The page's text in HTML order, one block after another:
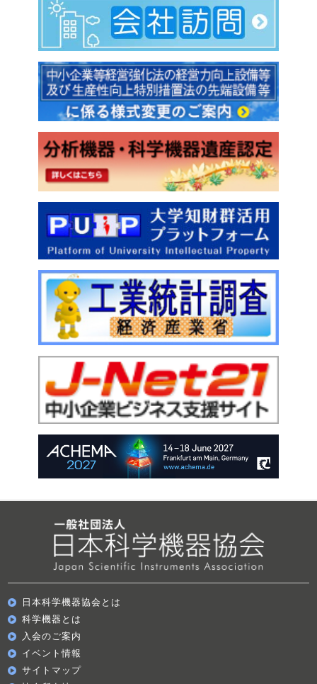
日本科学機器協会とは
科学機器とは
入会のご案内
イベント情報
サイトマップ